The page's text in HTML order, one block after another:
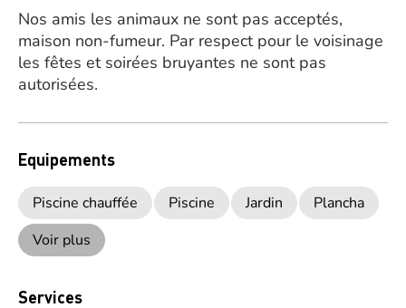
Nos amis les animaux ne sont pas acceptés,
maison non-fumeur. Par respect pour le voisinage
les fêtes et soirées bruyantes ne sont pas
autorisées.
Equipements
Piscine chauffée Piscine Jardin
Plancha
Voir plus
Services